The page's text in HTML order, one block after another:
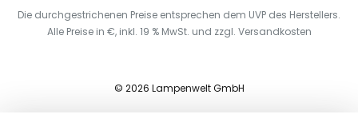
Die durchgestrichenen Preise entsprechen dem UVP des Herstellers.
Alle Preise in €, inkl. 19 % MwSt. und zzgl. Versandkosten
© 2026 Lampenwelt GmbH